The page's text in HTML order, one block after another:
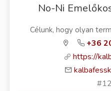
No-Ni
Célunk, hogy olyan
+36
https://